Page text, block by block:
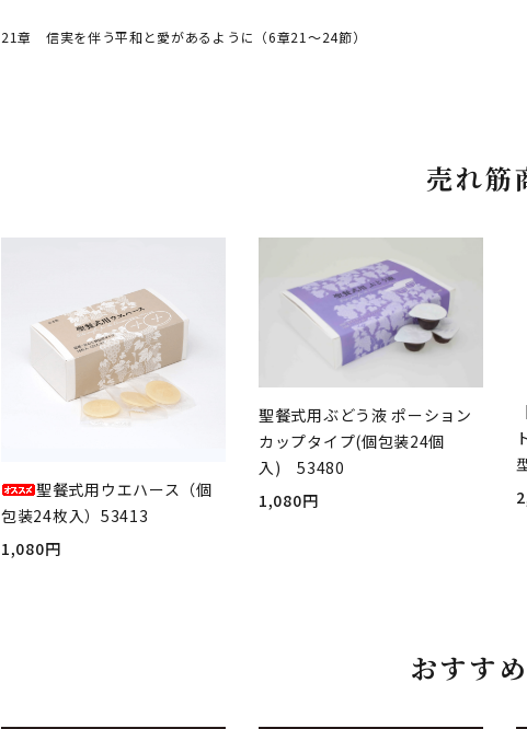
21章 信実を伴う平和と愛があるように（6章21～24節）
売れ筋
聖餐式用ウエハース（個
包装24枚入）53413
1,080円
聖餐式用ぶどう液 ポーション
カップタイプ(個包装24個
入) 53480
1,080円
おすす